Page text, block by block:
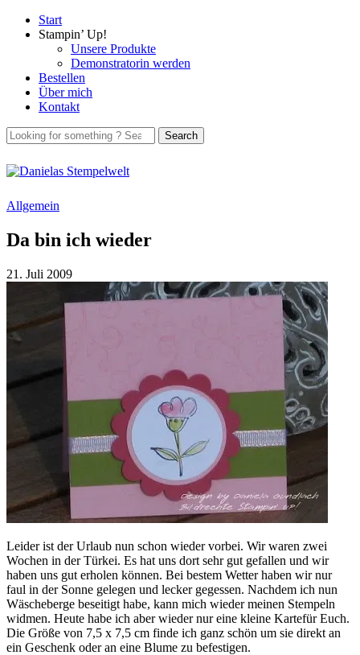
Start
Stampin’ Up!
Unsere Produkte
Demonstratorin werden
Bestellen
Über mich
Kontakt
Allgemein
Da bin ich wieder
21. Juli 2009
Leider ist der Urlaub nun schon wieder vorbei. Wir waren zwei
Wochen in der Türkei. Es hat uns dort sehr gut gefallen und wir
haben uns gut erholen können. Bei bestem Wetter haben wir nur
faul in der Sonne gelegen und lecker gegessen. Nachdem ich nun
Wäscheberge beseitigt habe, kann mich wieder meinen Stempeln
widmen. Heute habe ich aber wieder nur eine kleine Kartefür Euch.
Die Größe von 7,5 x 7,5 cm finde ich ganz schön um sie direkt an
ein Geschenk oder an eine Blume zu befestigen.